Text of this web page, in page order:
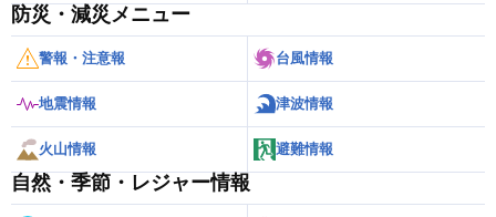
防災・減災メニュー
警報・注意報 台風情報
地震情報 津波情報
火山情報 避難情報
自然・季節・レジャー情報